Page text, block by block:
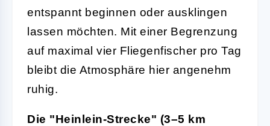
entspannt beginnen oder ausklingen
lassen möchten. Mit einer Begrenzung
auf maximal vier Fliegenfischer pro Tag
bleibt die Atmosphäre hier angenehm
ruhig.
Die "Heinlein-Strecke" (3–5 km